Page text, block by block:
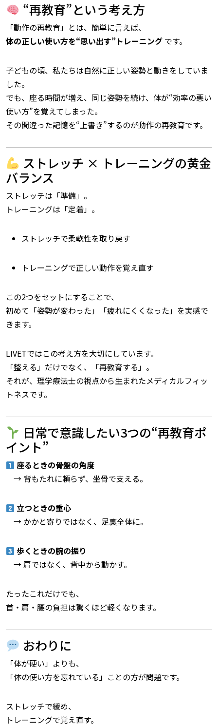
“再教育”という考え方
「動作の再教育」とは、簡単に言えば、
体の正しい使い方を“思い出す”トレーニング です。
子どもの頃、私たちは自然に正しい姿勢と動きをしていま
した。
でも、座る時間が増え、同じ姿勢を続け、体が“効率の悪い
使い方”を覚えてしまった。
その間違った記憶を“上書き”するのが動作の再教育です。
ストレッチ × トレーニングの黄金
バランス
ストレッチは「準備」。
トレーニングは「定着」。
ストレッチで柔軟性を取り戻す
トレーニングで正しい動作を覚え直す
この2つをセットにすることで、
初めて「姿勢が変わった」「疲れにくくなった」を実感で
きます。
LIVETではこの考え方を大切にしています。
「整える」だけでなく、「再教育する」。
それが、理学療法士の視点から生まれたメディカルフィッ
トネスです。
日常で意識したい3つの“再教育ポ
イント”
座るときの骨盤の角度
→ 背もたれに頼らず、坐骨で支える。
立つときの重心
→ かかと寄りではなく、足裏全体に。
歩くときの腕の振り
→ 肩ではなく、背中から動かす。
たったこれだけでも、
首・肩・腰の負担は驚くほど軽くなります。
おわりに
「体が硬い」よりも、
「体の使い方を忘れている」ことの方が問題です。
ストレッチで緩め、
トレーニングで覚え直す。